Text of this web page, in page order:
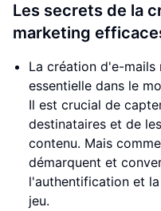
Les secrets de la
marketing
La création d'e-
essentielle dans le
Il est crucial de
destinataires et de
contenu. Mais
démarquent et
l'authentification et
jeu.